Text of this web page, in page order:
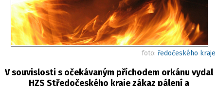
foto: ředočeského kraje
V souvislosti s očekávaným příchodem orkánu vydal
HZS Středočeského kraje zákaz pálení a